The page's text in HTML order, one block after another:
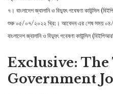
৭। বাংলাদেশ জ্বালানি ও বিদ্যুৎ গবেষণা কাউন্সিল
শুরু ০৫/০৭/২০২২ খ্রি:। আবেদন এর শেষ সময়
বাংলাদেশ জ্বালানি ও বিদ্যুৎ গবেষণা কাউন্সিল
Exclusive: The
Government